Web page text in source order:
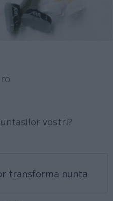
vostri?
transforma nunta